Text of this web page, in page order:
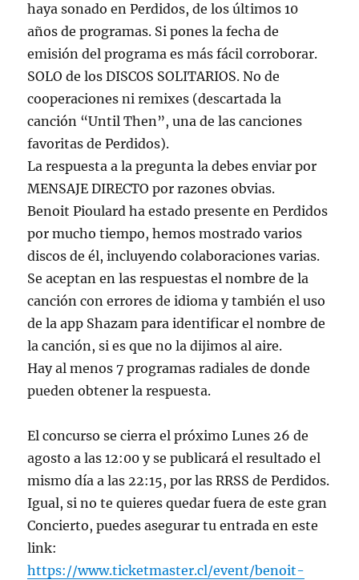
haya sonado en Perdidos, de los últimos 10
años de programas. Si pones la fecha de
emisión del programa es más fácil corroborar.
SOLO de los DISCOS SOLITARIOS. No de
cooperaciones ni remixes (descartada la
canción “Until Then”, una de las canciones
favoritas de Perdidos).
La respuesta a la pregunta la debes enviar por
MENSAJE DIRECTO por razones obvias.
Benoit Pioulard ha estado presente en Perdidos
por mucho tiempo, hemos mostrado varios
discos de él, incluyendo colaboraciones varias.
Se aceptan en las respuestas el nombre de la
canción con errores de idioma y también el uso
de la app Shazam para identificar el nombre de
la canción, si es que no la dijimos al aire.
Hay al menos 7 programas radiales de donde
pueden obtener la respuesta.
El concurso se cierra el próximo Lunes 26 de
agosto a las 12:00 y se publicará el resultado el
mismo día a las 22:15, por las RRSS de Perdidos.
Igual, si no te quieres quedar fuera de este gran
Concierto, puedes asegurar tu entrada en este
link:
https://www.ticketmaster.cl/event/benoit-